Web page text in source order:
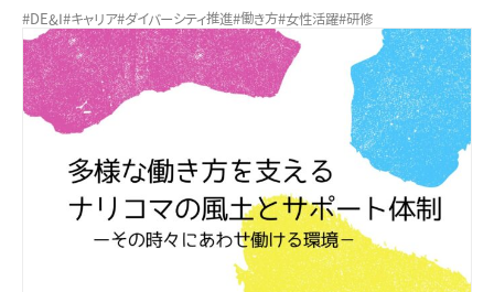
#DE&I #キャリア#ダイバーシティ推進#働き方#女性活躍#研修